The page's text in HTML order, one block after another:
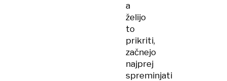
a
želijo
to
prikriti,
začnejo
najprej
spreminjati